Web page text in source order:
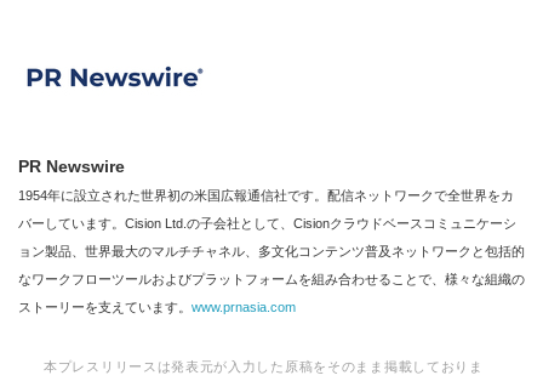
PR Newswire
1954年に設立された世界初の米国広報通信社です。配信ネットワークで全世界をカ
バーしています。Cision Ltd.の子会社として、Cisionクラウドベースコミュニケーシ
ョン製品、世界最大のマルチチャネル、多文化コンテンツ普及ネットワークと包括的
なワークフローツールおよびプラットフォームを組み合わせることで、様々な組織の
ストーリーを支えています。 www.prnasia.com
本プレスリリースは発表元が入力した原稿をそのまま掲載しておりま